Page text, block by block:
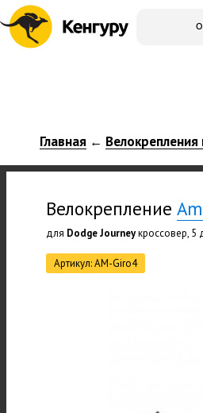
Главная ←
Велокрепление
для Dodge Journeyкроссовер, 5
Артикул: АМ-Giro4